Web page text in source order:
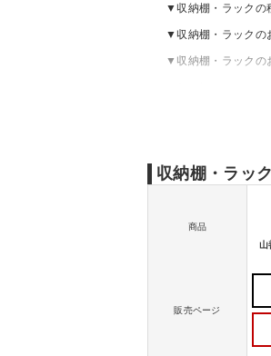
収納棚・ラックの
収納棚・ラックの
収納棚・ラックの
収納棚・ラックの
収納棚・ラッ
商品
山
販売ページ